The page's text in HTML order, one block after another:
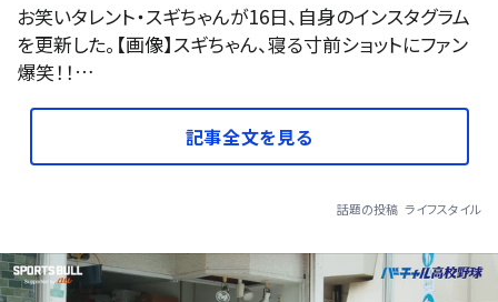
お笑いタレント・スギちゃんが16日、自身のインスタグラム
を更新した。【画像】スギちゃん、寝る寸前ショットにファン
爆笑！！…
記事全文を見る
話題の投稿 ライフスタイル